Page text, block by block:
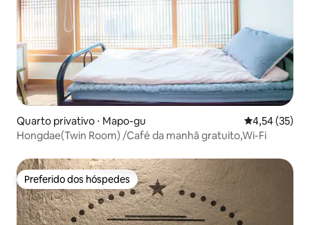
Quarto privativo ⋅ Mapo-gu 4,54 de uma
4,54 (35)
Hongdae(Twin Room) /Café da manhã gratuito,Wi-Fi
Preferido dos hóspedes
Preferido dos hóspedes